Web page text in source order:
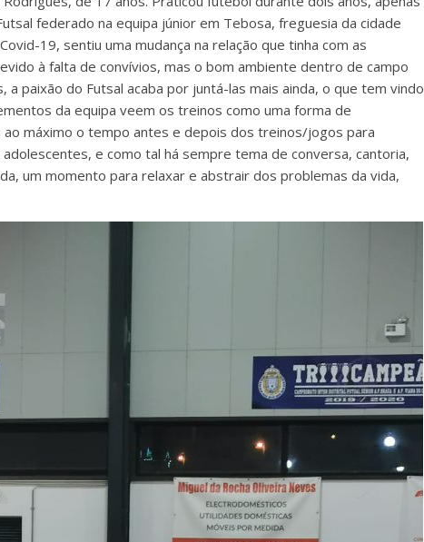
federado na equipa júnior em Tebosa, freguesia da cidade
19, sentiu uma mudança na relação que tinha com as
à falta de convívios, mas o bom ambiente dentro de campo
paixão do Futsal acaba por juntá-las mais ainda, o que tem vindo
da equipa veem os treinos como uma forma de
máximo o tempo antes e depois dos treinos/jogos para
e como tal há sempre tema de conversa, cantoria,
um momento para relaxar e abstrair dos problemas da vida,